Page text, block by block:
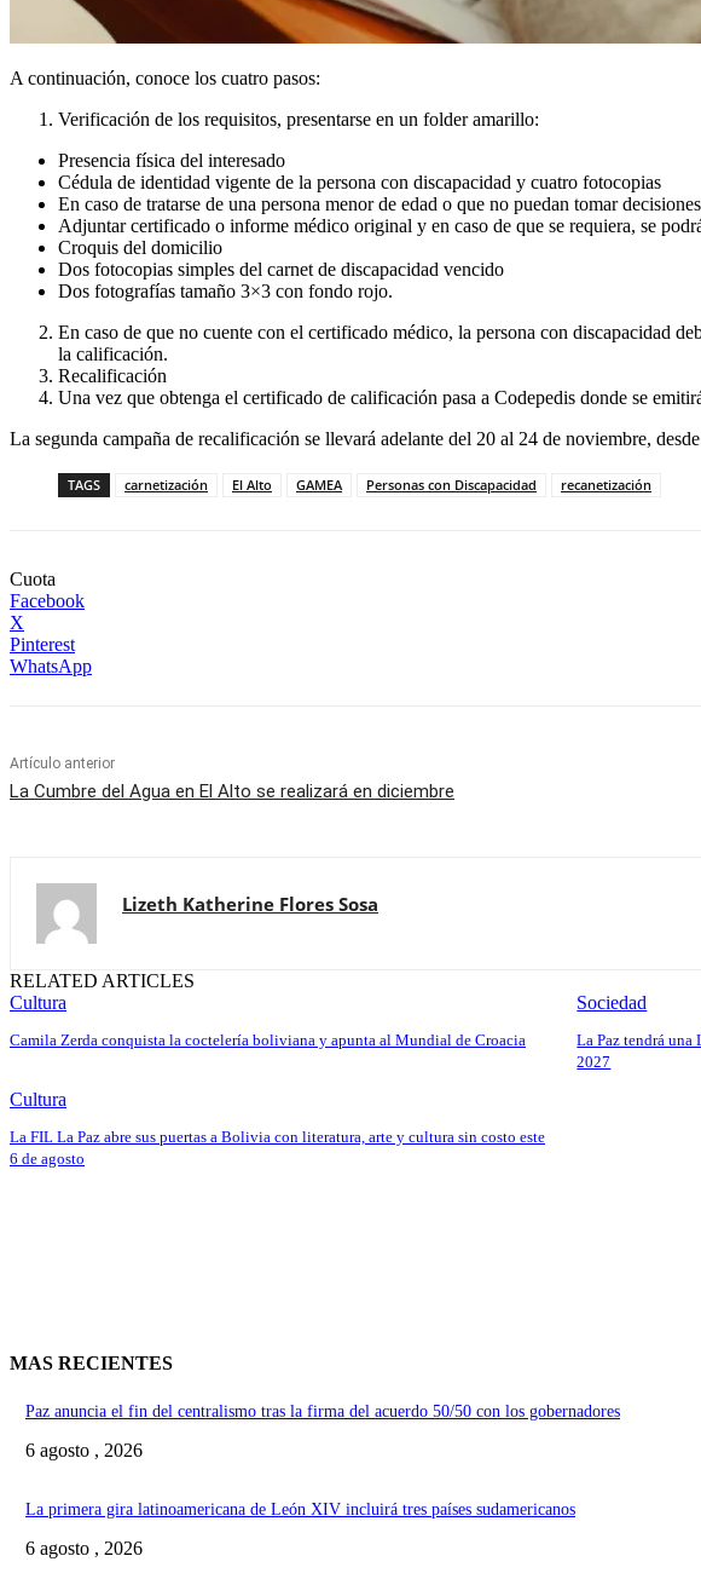
A continuación, conoce los cuatro pasos:
Verificación de los requisitos, presentarse en un folder amarillo:
Presencia física del interesado
Cédula de identidad vigente de la persona con discapacidad y cuatro fotocopias
En caso de tratarse de una persona menor de edad o que no puedan tomar
Adjuntar certificado o informe médico original y en caso de que se requiera, se
Croquis del domicilio
Dos fotocopias simples del carnet de discapacidad vencido
Dos fotografías tamaño 3×3 con fondo rojo.
En caso de que no cuente con el certificado médico, la persona con discapacidad
la calificación.
Recalificación
Una vez que obtenga el certificado de calificación pasa a Codepedis donde se
La segunda campaña de recalificación se llevará adelante del 20 al 24 de noviembre,
TAGS carnetización El Alto GAMEA Personas con Discapacidad recanetización
Cuota
Facebook
X
Pinterest
WhatsApp
Artículo anterior
La Cumbre del Agua en El Alto se realizará en diciembre
Lizeth Katherine Flores Sosa
RELATED ARTICLES
Cultura
Camila Zerda conquista la coctelería boliviana y apunta al Mundial de Croacia
Sociedad
La Paz tendrá
2027
Cultura
La FIL La Paz abre sus puertas a Bolivia con literatura, arte y cultura sin costo este
6 de agosto
MAS RECIENTES
Paz anuncia el fin del centralismo tras la firma del acuerdo 50/50 con los gobernadores
6 agosto , 2026
La primera gira latinoamericana de León XIV incluirá tres países sudamericanos
6 agosto , 2026